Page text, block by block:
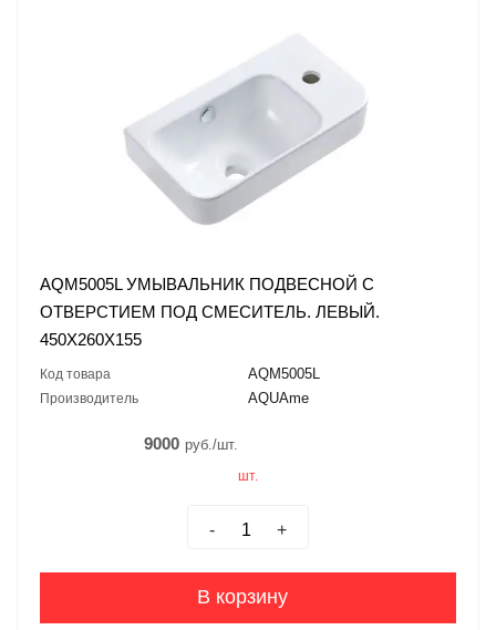
AQM5005L УМЫВАЛЬНИК ПОДВЕСНОЙ С
ОТВЕРСТИЕМ ПОД СМЕСИТЕЛЬ. ЛЕВЫЙ.
450Х260Х155
Код товара AQM5005L
Производитель AQUAme
9000 руб./шт.
шт.
- +
В корзину